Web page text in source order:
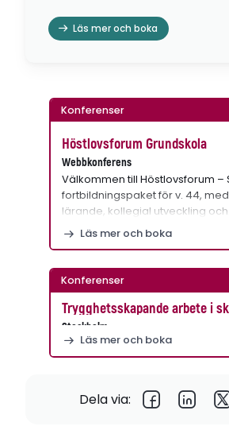
Läs mer och boka
Konferenser
Höstlovsforum Grundskola
Webbkonferens
Välkommen till Höstlovsforum –
fortbildningspaket för v. 44,
lärande, kollegial utveckling och…
Läs mer och boka
Konferenser
Trygghetsskapande arbete i
Stockholm
Läs mer och boka
Dela via: